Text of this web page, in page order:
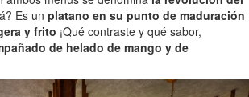
Es un platano en su punto de maduración
y frito ¡Qué contraste y qué sabor,
de helado de mango y de